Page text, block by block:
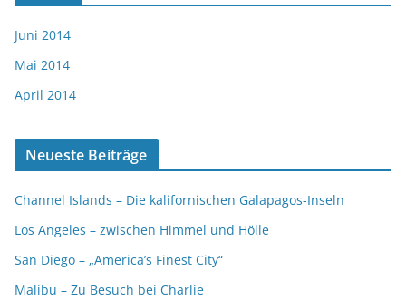
Juni 2014
Mai 2014
April 2014
Neueste Beiträge
Channel Islands – Die kalifornischen Galapagos-Inseln
Los Angeles – zwischen Himmel und Hölle
San Diego – „America’s Finest City“
Malibu – Zu Besuch bei Charlie